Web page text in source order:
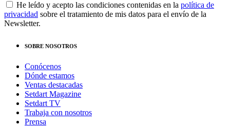
He leído y acepto las condiciones contenidas en la política de
privacidad sobre el tratamiento de mis datos para el envío de la
Newsletter.
SOBRE NOSOTROS
Conócenos
Dónde estamos
Ventas destacadas
Setdart Magazine
Setdart TV
Trabaja con nosotros
Prensa